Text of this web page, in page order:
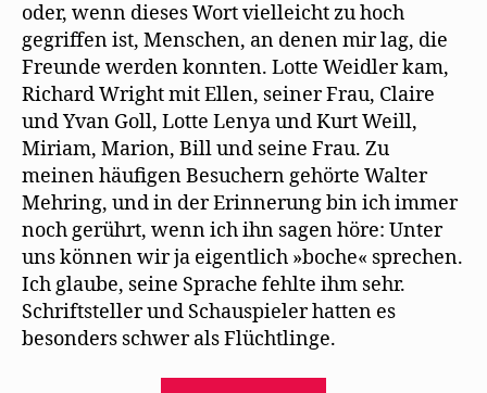
oder, wenn dieses Wort vielleicht zu hoch
gegriffen ist, Menschen, an denen mir lag, die
Freunde werden konnten. Lotte Weidler kam,
Richard Wright mit Ellen, seiner Frau, Claire
und Yvan Goll, Lotte Lenya und Kurt Weill,
Miriam, Marion, Bill und seine Frau. Zu
meinen häufigen Besuchern gehörte Walter
Mehring, und in der Erinnerung bin ich immer
noch gerührt, wenn ich ihn sagen höre: Unter
uns können wir ja eigentlich »boche« sprechen.
Ich glaube, seine Sprache fehlte ihm sehr.
Schriftsteller und Schauspieler hatten es
besonders schwer als Flüchtlinge.